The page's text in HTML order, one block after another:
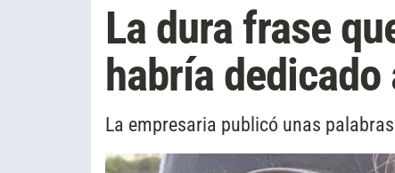
La dura frase
habría
La empresaria publicó unas